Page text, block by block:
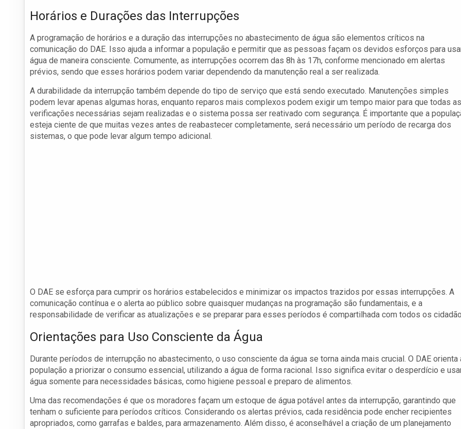
Horários e Durações das Interrupções
A programação de horários e a duração das interrupções no abastecimento de água são elementos críticos na
comunicação do DAE. Isso ajuda a informar a população e permitir que as pessoas façam os devidos esforços para
água de maneira consciente. Comumente, as interrupções ocorrem das 8h às 17h, conforme mencionado em alertas
prévios, sendo que esses horários podem variar dependendo da manutenção real a ser realizada.
A durabilidade da interrupção também depende do tipo de serviço que está sendo executado. Manutenções simples
podem levar apenas algumas horas, enquanto reparos mais complexos podem exigir um tempo maior para que todas as
verificações necessárias sejam realizadas e o sistema possa ser reativado com segurança. É importante que a
esteja ciente de que muitas vezes antes de reabastecer completamente, será necessário um período de recarga dos
sistemas, o que pode levar algum tempo adicional.
O DAE se esforça para cumprir os horários estabelecidos e minimizar os impactos trazidos por essas interrupções. A
comunicação contínua e o alerta ao público sobre quaisquer mudanças na programação são fundamentais, e a
responsabilidade de verificar as atualizações e se preparar para esses períodos é compartilhada com todos os
Orientações para Uso Consciente da Água
Durante períodos de interrupção no abastecimento, o uso consciente da água se torna ainda mais crucial. O DAE orienta
população a priorizar o consumo essencial, utilizando a água de forma racional. Isso significa evitar o desperdício e
água somente para necessidades básicas, como higiene pessoal e preparo de alimentos.
Uma das recomendações é que os moradores façam um estoque de água potável antes da interrupção, garantindo que
tenham o suficiente para períodos críticos. Considerando os alertas prévios, cada residência pode encher recipientes
apropriados, como garrafas e baldes, para armazenamento. Além disso, é aconselhável a criação de um planejamento